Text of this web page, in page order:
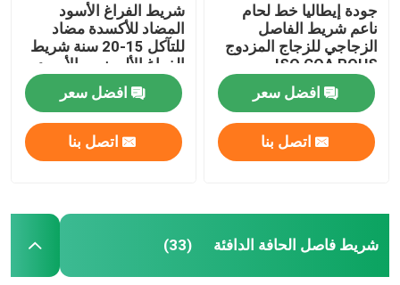
جودة إيطاليا خط لحام
ناعم شريط الفاصل
الزجاجي للزجاج المزدوج
ISO COA ROHS
افضل سعر
اتصل بنا
شريط الفراغ الأسود
المضاد للأكسدة مضاد
للتآكل 15-20 سنة شريط
الفراغ الألومنيوم الأسود
لوحدات الزجاج المزدوج
افضل سعر
اتصل بنا
شريط فاصل الحافة الدافئة (33)